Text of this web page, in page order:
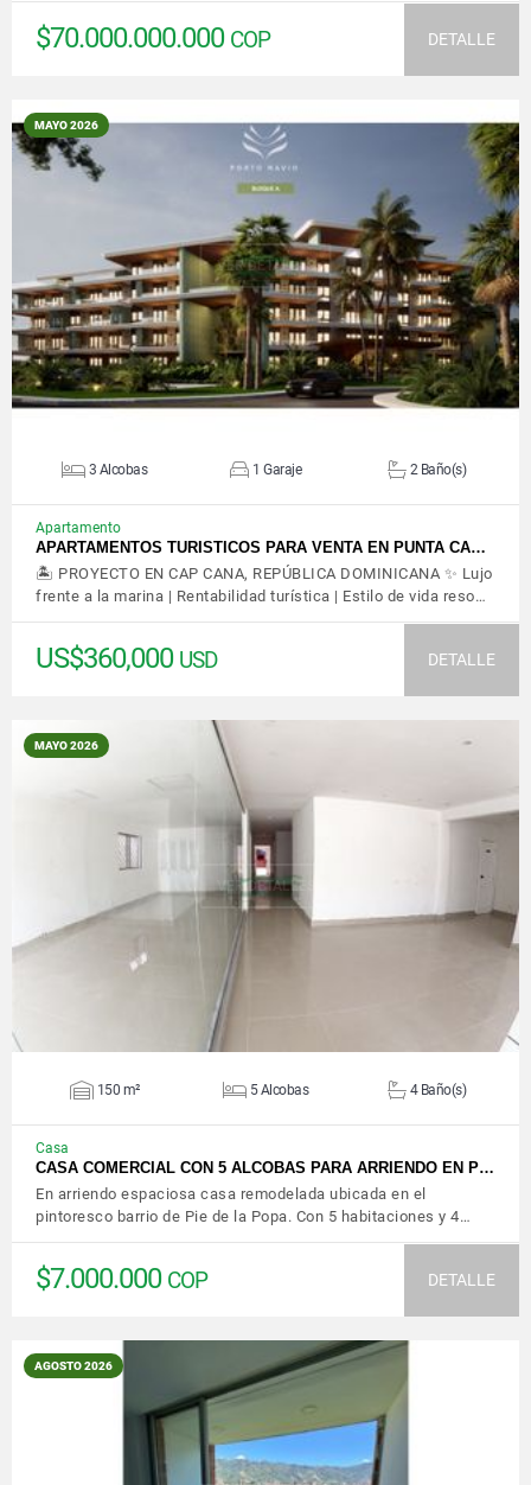
$70.000.000.000 COP DETALLE
MAYO 2026
VER DETALLES
3 Alcobas 1 Garaje 2 Baño(s)
Apartamento
APARTAMENTOS TURISTICOS PARA VENTA EN PUNTA CA…
🏝️ PROYECTO EN CAP CANA, REPÚBLICA DOMINICANA ✨ Lujo
frente a la marina | Rentabilidad turística | Estilo de vida reso…
US$360,000 USD DETALLE
MAYO 2026
VER DETALLES
150 m² 5 Alcobas 4 Baño(s)
Casa
CASA COMERCIAL CON 5 ALCOBAS PARA ARRIENDO EN P…
En arriendo espaciosa casa remodelada ubicada en el
pintoresco barrio de Pie de la Popa. Con 5 habitaciones y 4…
$7.000.000 COP DETALLE
AGOSTO 2026